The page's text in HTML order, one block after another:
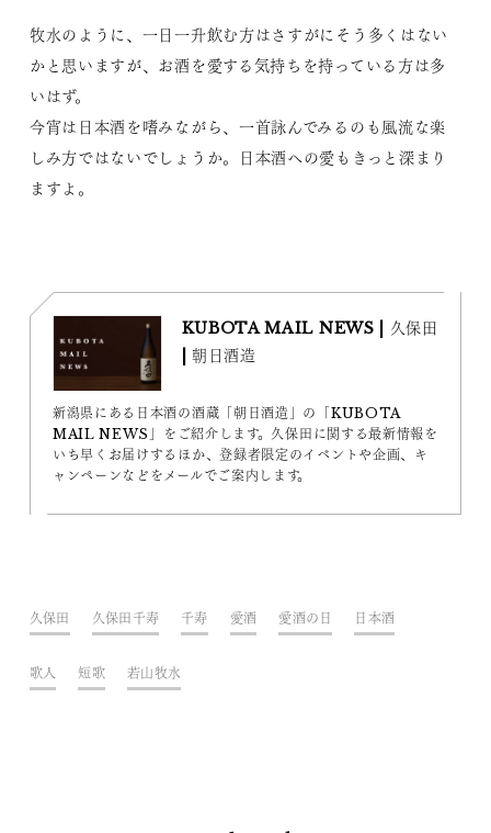
牧水のように、一日一升飲む方はさすがにそう多くはない
かと思いますが、お酒を愛する気持ちを持っている方は多
いはず。
今宵は日本酒を嗜みながら、一首詠んでみるのも風流な楽
しみ方ではないでしょうか。日本酒への愛もきっと深まり
ますよ。
KUBOTA MAIL NEWS | 久保田
| 朝日酒造
新潟県にある日本酒の酒蔵「朝日酒造」の「KUBOTA
MAIL NEWS」をご紹介します。久保田に関する最新情報を
いち早くお届けするほか、登録者限定のイベントや企画、キ
ャンペーンなどをメールでご案内します。
久保田 久保田千寿 千寿 愛酒 愛酒の日 日本酒
歌人 短歌 若山牧水